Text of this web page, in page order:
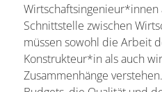
Schnittstelle zwischen
müssen sowohl die Arbeit
Konstrukteur*in als auch
Zusammenhänge